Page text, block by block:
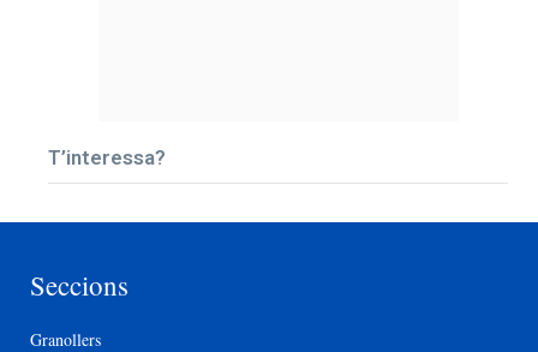
T’interessa?
Seccions
Granollers